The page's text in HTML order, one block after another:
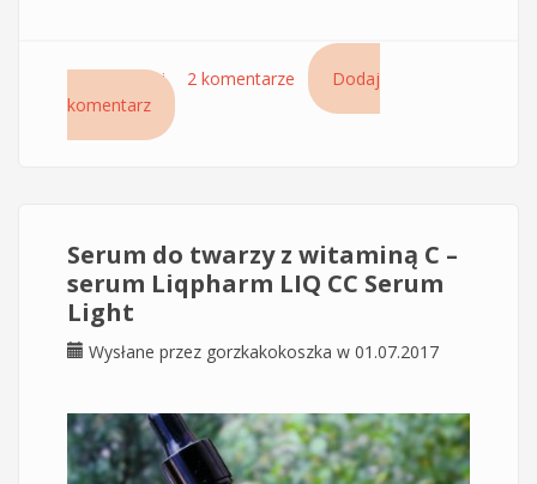
Czytaj dalejwpis Antyoksydacyjne serum do twarzy
DUOLYS.CE ACM z witaminą C
2 komentarze
Dodaj
komentarz
Serum do twarzy z witaminą C –
serum Liqpharm LIQ CC Serum
Light
Wysłane przez gorzkakokoszka w 01.07.2017